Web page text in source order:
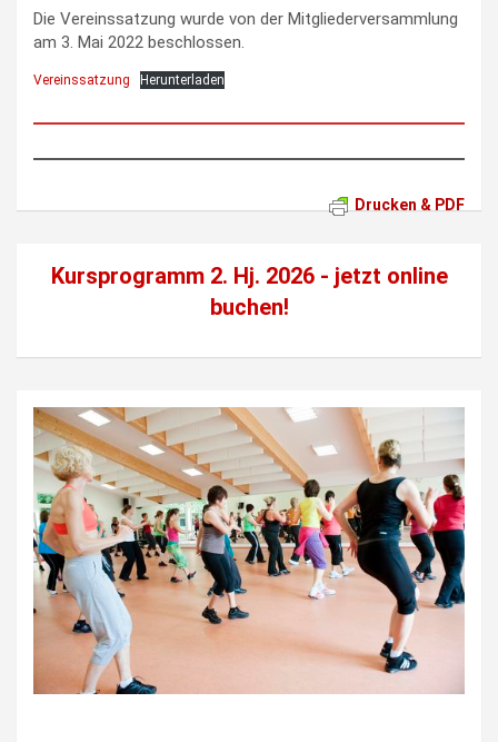
Die Vereinssatzung wurde von der Mitgliederversammlung
am 3. Mai 2022 beschlossen.
Vereinssatzung Herunterladen
Drucken & PDF
Kursprogramm 2. Hj. 2026 - jetzt online
buchen!